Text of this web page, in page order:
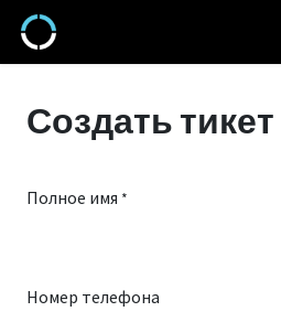
Перейти к содержимому
Создать тикет
Полное имя *
Номер телефона